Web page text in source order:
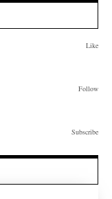
Like
Follow
Subscribe